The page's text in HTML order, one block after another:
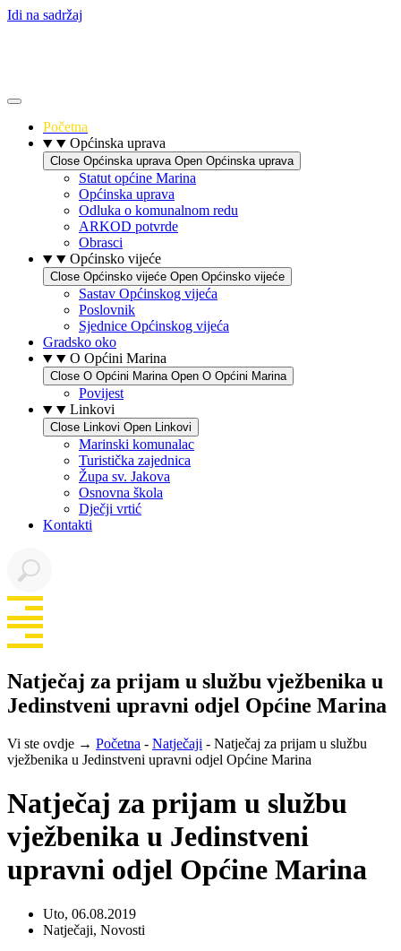
Idi na sadržaj
Početna
Općinska uprava
Close Općinska uprava Open Općinska uprava
Statut općine Marina
Općinska uprava
Odluka o komunalnom redu
ARKOD potvrde
Obrasci
Općinsko vijeće
Close Općinsko vijeće Open Općinsko vijeće
Sastav Općinskog vijeća
Poslovnik
Sjednice Općinskog vijeća
Gradsko oko
O Općini Marina
Close O Općini Marina Open O Općini Marina
Povijest
Linkovi
Close Linkovi Open Linkovi
Marinski komunalac
Turistička zajednica
Župa sv. Jakova
Osnovna škola
Dječji vrtić
Kontakti
Natječaj za prijam u službu vježbenika u
Jedinstveni upravni odjel Općine Marina
Vi ste ovdje → Početna - Natječaji - Natječaj za prijam u službu
vježbenika u Jedinstveni upravni odjel Općine Marina
Natječaj za prijam u službu
vježbenika u Jedinstveni
upravni odjel Općine Marina
Uto, 06.08.2019
Natječaji, Novosti